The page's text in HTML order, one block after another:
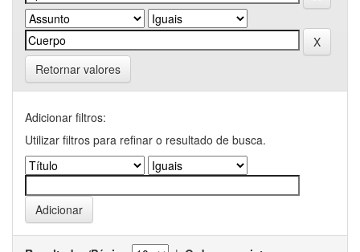
Retornar valores
Adicionar filtros:
Utilizar filtros para refinar o resultado de busca.